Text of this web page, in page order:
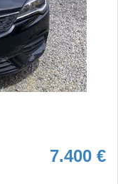
7.400 €